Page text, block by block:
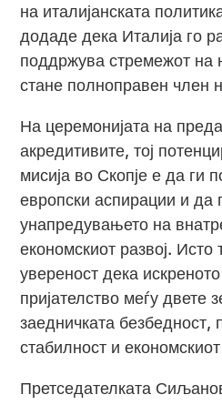
на италијанската
додаде дека Италија го
поддржува стремежот
стане полноправен член
На церемонијата на
акредитивите, тој
мисија во Скопје е да ги
европски аспирации и да
унапредувањето на
економскиот развој. Исто
увереност дека
пријателство меѓу двете
заедничката безбедност,
стабилност и
Претседателката